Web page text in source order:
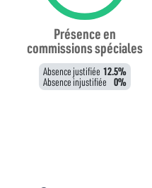
Présence en
commissions spéciales
Absence justifiée 12.5%
Absence injustifiée 0%